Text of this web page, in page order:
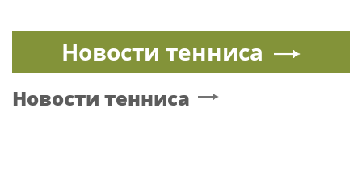
Новости тенниса
Новости тенниса